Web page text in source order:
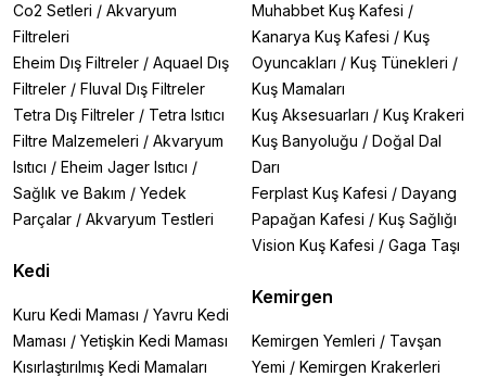
Co2 Setleri / Akvaryum
Filtreleri
Eheim Dış Filtreler / Aquael Dış
Filtreler / Fluval Dış Filtreler
Tetra Dış Filtreler / Tetra Isıtıcı
Filtre Malzemeleri / Akvaryum
Isıtıcı / Eheim Jager Isıtıcı /
Sağlık ve Bakım / Yedek
Parçalar / Akvaryum Testleri
Kedi
Kuru Kedi Maması / Yavru Kedi
Maması / Yetişkin Kedi Maması
Kısırlaştırılmış Kedi Mamaları
Muhabbet Kuş Kafesi /
Kanarya Kuş Kafesi / Kuş
Oyuncakları / Kuş Tünekleri /
Kuş Mamaları
Kuş Aksesuarları / Kuş Krakeri
Kuş Banyoluğu / Doğal Dal
Darı
Ferplast Kuş Kafesi / Dayang
Papağan Kafesi / Kuş Sağlığı
Vision Kuş Kafesi / Gaga Taşı
Kemirgen
Kemirgen Yemleri / Tavşan
Yemi / Kemirgen Krakerleri